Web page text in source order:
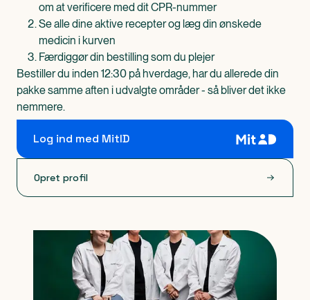
om at verificere med dit CPR-nummer
Se alle dine aktive recepter og læg din ønskede
medicin i kurven
Færdiggør din bestilling som du plejer
Bestiller du inden 12:30 på hverdage, har du allerede din
pakke samme aften i udvalgte områder - så bliver det ikke
nemmere.
Log ind med MitID
Opret profil